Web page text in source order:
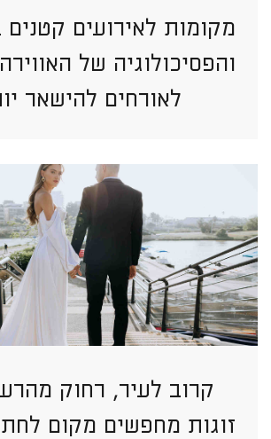
מקומות לאירועים
והפסיכולוגיה של
לאורחים להישאר
קרוב לעיר, רחוק
זוגות מחפשים מקום